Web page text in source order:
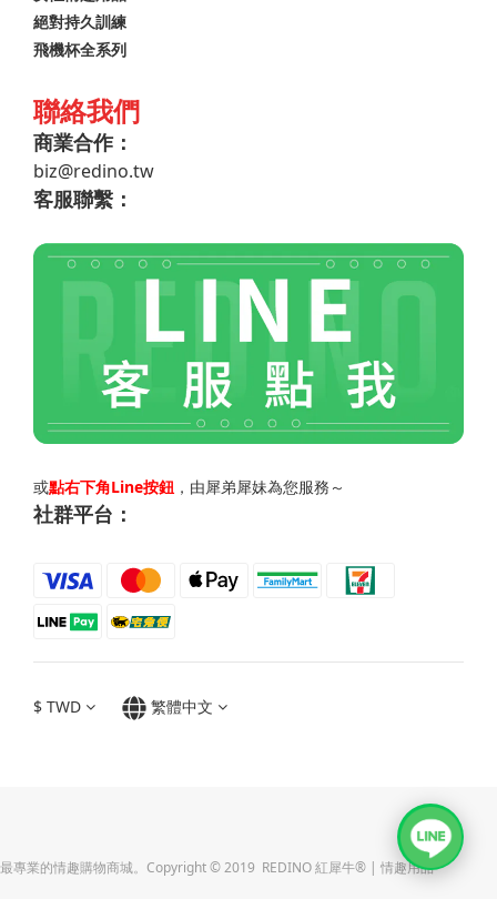
絕對持久訓練
飛機杯全系列
聯絡我們
商業合作：
biz@redino.tw
客服聯繫：
或點右下角Line按鈕 ，由犀弟犀妹為您服務～
社群平台：
$ TWD 繁體中文
最專業的情趣購物商城。Copyright © 2019 REDINO 紅犀牛® | 情趣用品